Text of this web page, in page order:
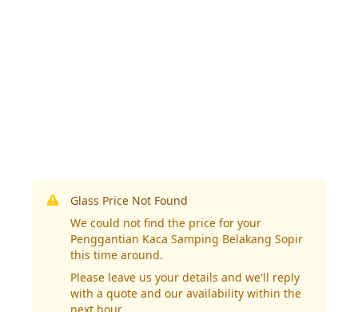
Glass Price Not Found
We could not find the price for your
Penggantian Kaca Samping Belakang Sopir
this time around.
Please leave us your details and we'll reply
with a quote and our availability within the